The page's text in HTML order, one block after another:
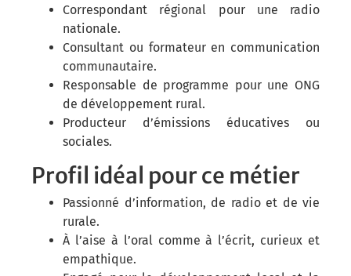
Correspondant régional pour une radio
nationale.
Consultant ou formateur en communication
communautaire.
Responsable de programme pour une ONG
de développement rural.
Producteur d’émissions éducatives ou
sociales.
Profil idéal pour ce métier
Passionné d’information, de radio et de vie
rurale.
À l’aise à l’oral comme à l’écrit, curieux et
empathique.